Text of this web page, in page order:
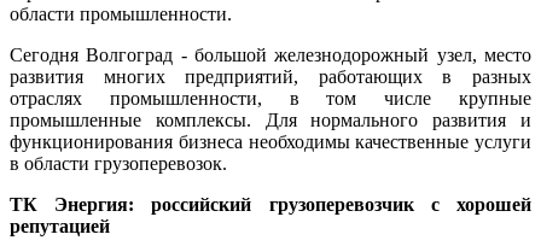
области промышленности.
Сегодня Волгоград - большой железнодорожный узел, место
развития многих предприятий, работающих в разных
отраслях промышленности, в том числе крупные
промышленные комплексы. Для нормального развития и
функционирования бизнеса необходимы качественные услуги
в области грузоперевозок.
ТК Энергия: российский грузоперевозчик с хорошей
репутацией